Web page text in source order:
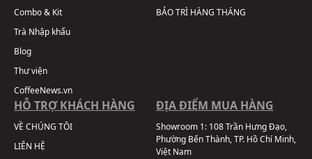
Combo & Kit
Trà Nhập khẩu
Blog
Thư viện
CoffeeNews.vn
BẢO TRÌ HÀNG THÁNG
HỖ TRỢ KHÁCH HÀNG
VỀ CHÚNG TÔI
LIÊN HỆ
ĐỊA ĐIỂM MUA HÀNG
Showroom 1: 108 Trần Hưng Đạo,
Phường Bến Thành, TP. Hồ Chí Minh,
Việt Nam